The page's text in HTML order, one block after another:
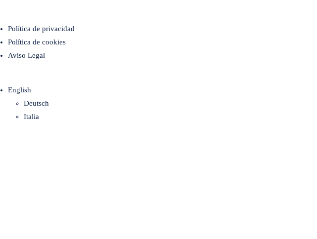
Política de privacidad
Política de cookies
Aviso Legal
English
Deutsch
Italia